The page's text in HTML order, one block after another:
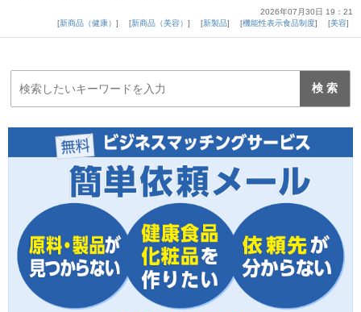
2026年07月30日 19：21
新商品（健康）
新商品（美容） 新製品 機能性表示食品制度 美容